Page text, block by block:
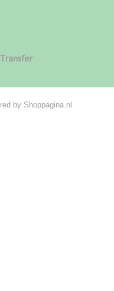
by Shoppagina.nl